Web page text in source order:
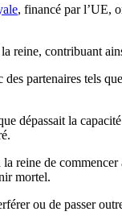
, financé par l’UE,
reine, contribuant
partenaires tels
dépassait la
reine de
mortel.
ou de passer